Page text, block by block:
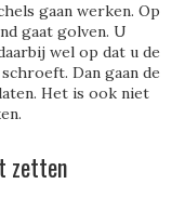
gaan werken. Op
gaat golven. U
wel op dat u de
Dan gaan de
Het is ook niet
zetten